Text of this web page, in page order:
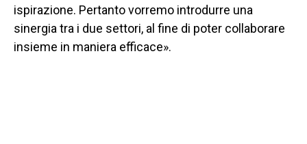
ispirazione. Pertanto vorremo introdurre una
sinergia tra i due settori, al fine di poter collaborare
insieme in maniera efficace».